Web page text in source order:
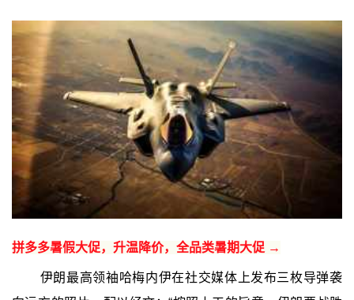
拼多多暑假大促，升温降价，全品类暑期大促 →
伊朗最高领袖哈梅内伊在社交媒体上发布三枚导弹袭